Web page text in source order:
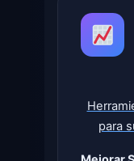
para